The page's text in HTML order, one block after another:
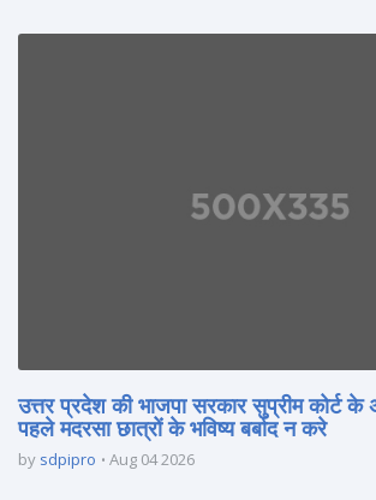
उत्तर प्रदेश की भाजपा सरकार सुप्रीम कोर्ट के
पहले मदरसा छात्रों के भविष्य बर्बाद न करे
by sdpipro Aug 04 2026